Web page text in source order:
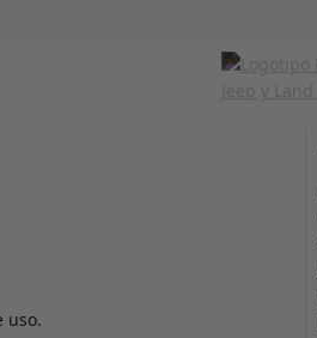
uso.